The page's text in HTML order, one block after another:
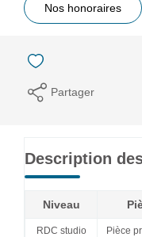
Nos honoraires
Partager
Description
Niveau
RDC studio Pièce